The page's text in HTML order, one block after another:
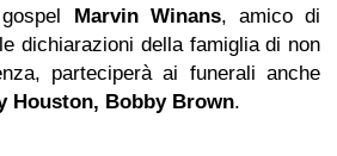
Marvin Winans, amico di
dichiarazioni della famiglia di non
parteciperà ai funerali anche
Houston, Bobby Brown.